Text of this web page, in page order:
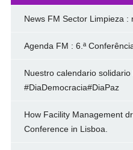
News FM Sector Limpieza :
Agenda FM : 6.ª
Nuestro calendario
#DiaDemocracia#DiaPaz
How Facility Management
Conference in Lisboa.